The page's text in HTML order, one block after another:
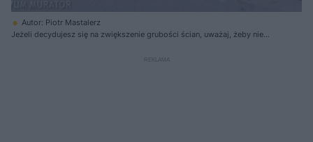
Autor: Piotr Mastalerz
Jeżeli decydujesz się na zwiększenie grubości ścian, uważaj, żeby nie